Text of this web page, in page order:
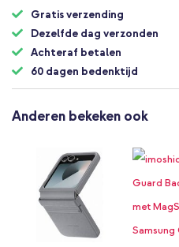
Gratis verzending
Dezelfde dag verzonden
Achteraf betalen
60 dagen bedenktijd
Anderen bekeken ook